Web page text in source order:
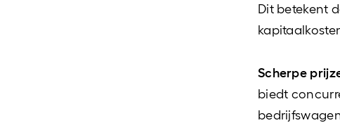
Dit betekent
Scherpe
biedt